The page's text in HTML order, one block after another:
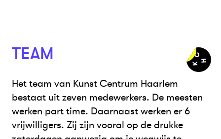
TEAM
Het team van Kunst Centrum Haarlem
bestaat uit zeven medewerkers. De meesten
werken part time. Daarnaast werken er 6
vrijwilligers. Zij zijn vooral op de drukke